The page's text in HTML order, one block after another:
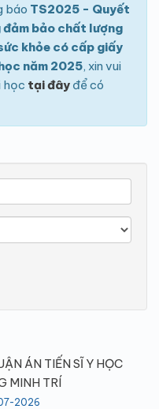
báo TS2025 - Quyết
đảm bảo chất lượng
khỏe có cấp giấy
năm 2025, xin vui
học tại đây để có
ÁN TIẾN SĨ Y HỌC
MINH TRÍ
2026